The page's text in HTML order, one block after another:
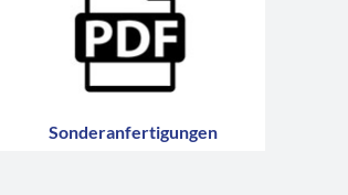
Sonderanfertigungen